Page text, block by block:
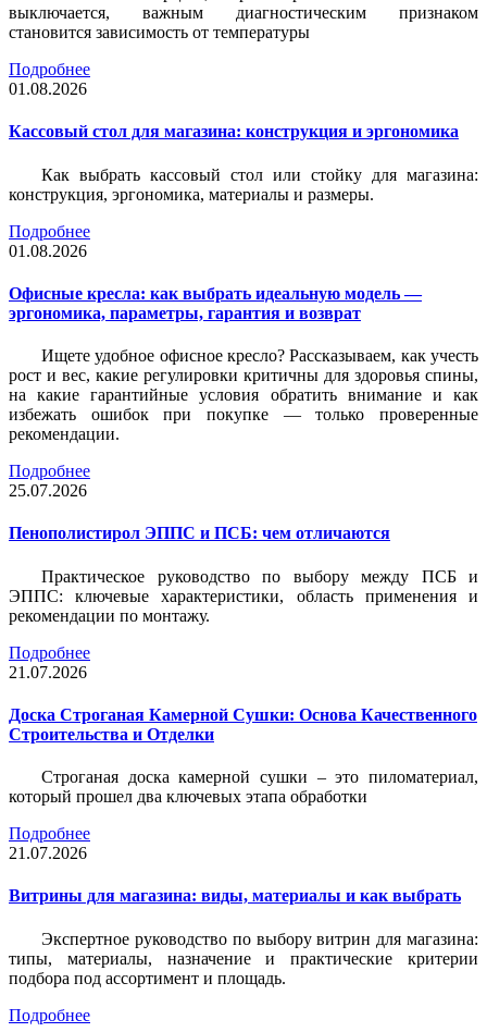
выключается, важным диагностическим признаком
становится зависимость от температуры
Подробнее
01.08.2026
Кассовый стол для магазина: конструкция и эргономика
Как выбрать кассовый стол или стойку для магазина:
конструкция, эргономика, материалы и размеры.
Подробнее
01.08.2026
Офисные кресла: как выбрать идеальную модель —
эргономика, параметры, гарантия и возврат
Ищете удобное офисное кресло? Рассказываем, как учесть
рост и вес, какие регулировки критичны для здоровья спины,
на какие гарантийные условия обратить внимание и как
избежать ошибок при покупке — только проверенные
рекомендации.
Подробнее
25.07.2026
Пенополистирол ЭППС и ПСБ: чем отличаются
Практическое руководство по выбору между ПСБ и
ЭППС: ключевые характеристики, область применения и
рекомендации по монтажу.
Подробнее
21.07.2026
Доска Строганая Камерной Сушки: Основа Качественного
Строительства и Отделки
Строганая доска камерной сушки – это пиломатериал,
который прошел два ключевых этапа обработки
Подробнее
21.07.2026
Витрины для магазина: виды, материалы и как выбрать
Экспертное руководство по выбору витрин для магазина:
типы, материалы, назначение и практические критерии
подбора под ассортимент и площадь.
Подробнее